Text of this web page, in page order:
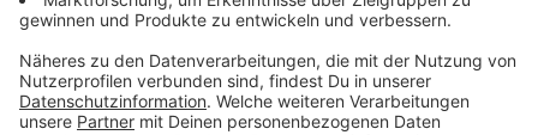
gefährlicher Körperverletzung. Dabei soll auch ein
handelt, ist Teil der aktuellen Ermittlungen.
Anzeige